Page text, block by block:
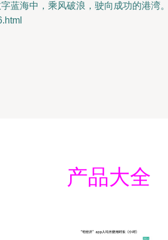
蓝海中，乘风破浪，驶向成功的港湾。
产品大全